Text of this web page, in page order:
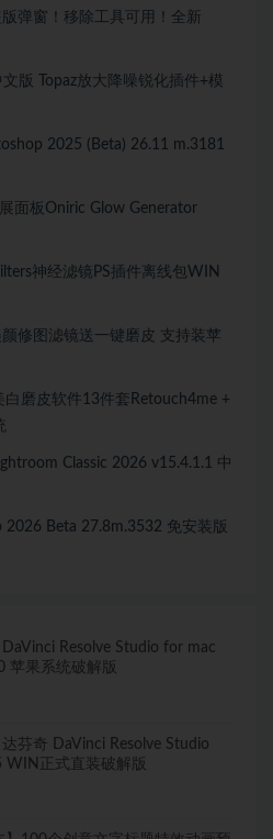
弹窗！移除工具可用！全新
文版 Topaz放大降噪锐化插件+模
2025 (Beta) 26.11 m.3181
面板Oniric Glow Generator
神经滤镜PS插件离线包WIN
修图滤镜送一键磨皮 支持装苹
磨皮软件13件套Retouch4me +
Classic 2026 v15.4.1.1 中
2026 Beta 27.8m.3532 免安装版
DaVinci Resolve Studio for mac
苹果系统破解版
达芬奇 DaVinci Resolve Studio
WIN正式直装破解版